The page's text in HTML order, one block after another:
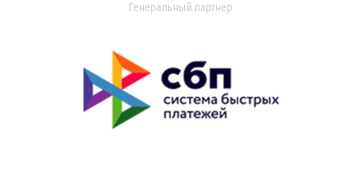
Генеральный партнер